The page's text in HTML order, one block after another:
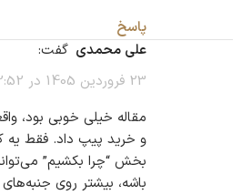
پاسخ
علی محمدی گفت:
23 فروردین 1405 در 2:52 ب.ظ
مقاله خیلی خوبی بود،
و خرید پیپ داد. فقط
بخش “چرا بکشیم”
باشه، بیشتر روی